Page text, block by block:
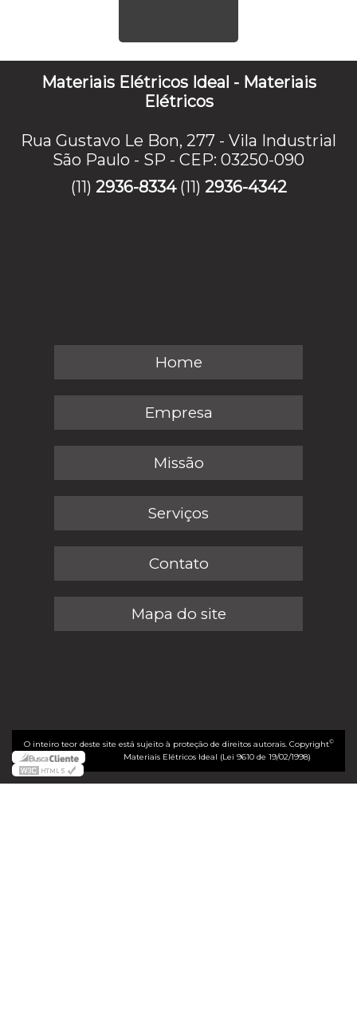
Materiais Elétricos Ideal - Materiais
Elétricos
Rua Gustavo Le Bon, 277 - Vila Industrial
São Paulo - SP - CEP: 03250-090
(11) 2936-8334 (11) 2936-4342
Home
Empresa
Missão
Serviços
Contato
Mapa do site
O inteiro teor deste site está sujeito à proteção de direitos autorais. Copyright©
Materiais Elétricos Ideal (Lei 9610 de 19/02/1998)